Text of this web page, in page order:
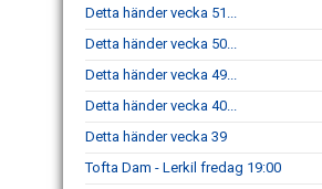
Detta händer vecka 51...
Detta händer vecka 50...
Detta händer vecka 49...
Detta händer vecka 40...
Detta händer vecka 39
Tofta Dam - Lerkil fredag 19:00